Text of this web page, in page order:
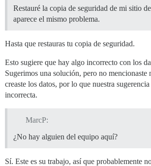
Restauré la copia de seguridad de mi sitio
aparece el mismo problema.
Hasta que restauras tu copia de seguridad.
Esto sugiere que hay algo incorrecto con los
Sugerimos una solución, pero no mencionaste
creaste los datos, por lo que nuestra
incorrecta.
MarcP:
¿No hay alguien del equipo aquí?
Sí. Este es su trabajo, así que probablemente